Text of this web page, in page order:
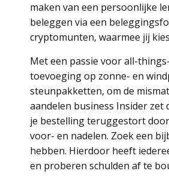
maken van een persoonlijke
beleggen via een
cryptomunten, waarmee jij
Met een passie voor all-
toevoeging op zonne- en
steunpakketten, om de
aandelen business Insider
je bestelling teruggestort
voor- en nadelen. Zoek een
hebben. Hierdoor heeft
en proberen schulden af te